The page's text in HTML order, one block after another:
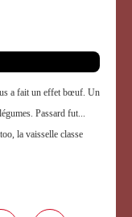
a fait un effet bœuf. Un
Passard fut...
la vaisselle classe